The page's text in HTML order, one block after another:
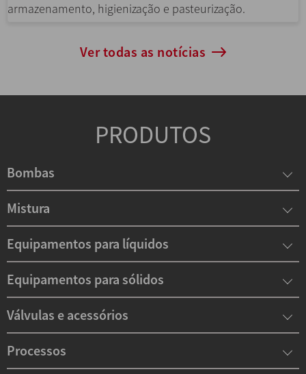
armazenamento, higienização e pasteurização.
Ver todas as notícias
PRODUTOS
Bombas
Mistura
Equipamentos para líquidos
Equipamentos para sólidos
Válvulas e acessórios
Processos